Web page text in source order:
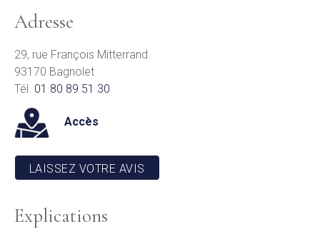
Adresse
29, rue François Mitterrand
93170 Bagnolet
Tél. 01 80 89 51 30
Accès
LAISSEZ VOTRE AVIS
Explications